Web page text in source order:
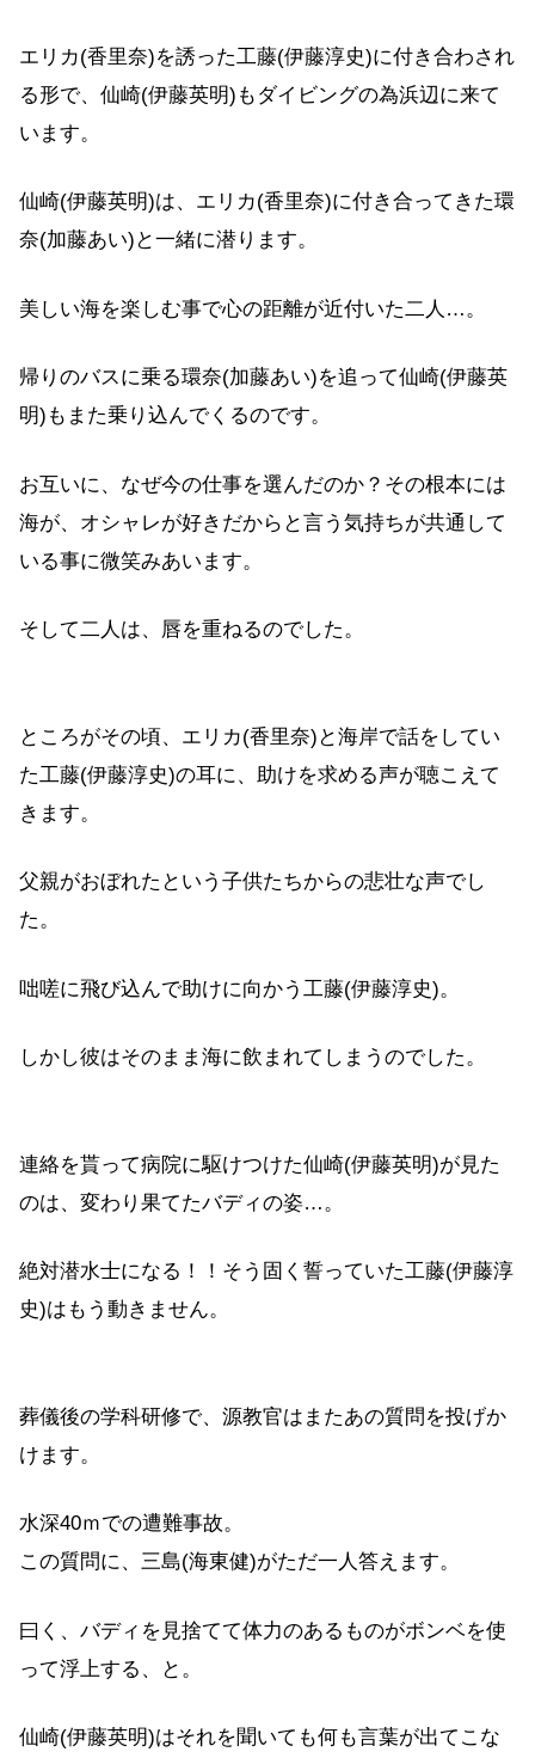
エリカ(香里奈)を誘った工藤(伊藤淳史)に付き合わされ
る形で、仙崎(伊藤英明)もダイビングの為浜辺に来て
います。
仙崎(伊藤英明)は、エリカ(香里奈)に付き合ってきた環
奈(加藤あい)と一緒に潜ります。
美しい海を楽しむ事で心の距離が近付いた二人…。
帰りのバスに乗る環奈(加藤あい)を追って仙崎(伊藤英
明)もまた乗り込んでくるのです。
お互いに、なぜ今の仕事を選んだのか？その根本には
海が、オシャレが好きだからと言う気持ちが共通して
いる事に微笑みあいます。
そして二人は、唇を重ねるのでした。
ところがその頃、エリカ(香里奈)と海岸で話をしてい
た工藤(伊藤淳史)の耳に、助けを求める声が聴こえて
きます。
父親がおぼれたという子供たちからの悲壮な声でし
た。
咄嗟に飛び込んで助けに向かう工藤(伊藤淳史)。
しかし彼はそのまま海に飲まれてしまうのでした。
連絡を貰って病院に駆けつけた仙崎(伊藤英明)が見た
のは、変わり果てたバディの姿…。
絶対潜水士になる！！そう固く誓っていた工藤(伊藤淳
史)はもう動きません。
葬儀後の学科研修で、源教官はまたあの質問を投げか
けます。
水深40ｍでの遭難事故。
この質問に、三島(海東健)がただ一人答えます。
曰く、バディを見捨てて体力のあるものがボンベを使
って浮上する、と。
仙崎(伊藤英明)はそれを聞いても何も言葉が出てこな